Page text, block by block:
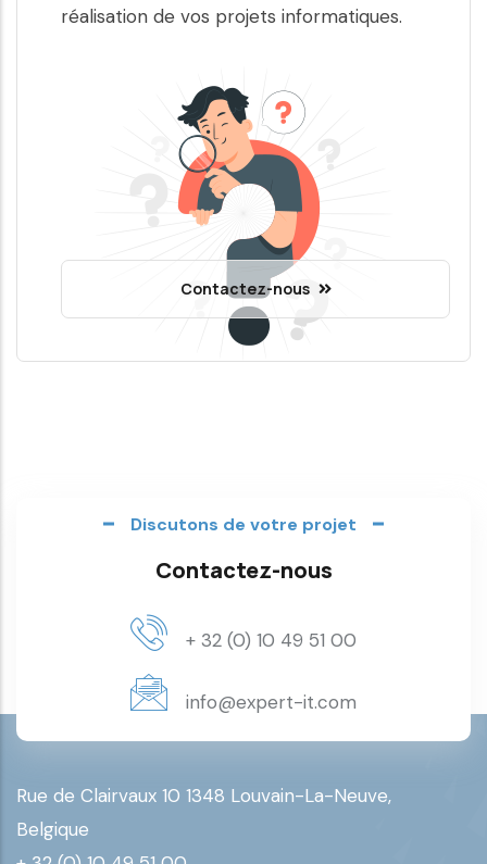
réalisation de vos projets informatiques.
Contactez-nous
Discutons de votre projet
Contactez-nous
+ 32 (0) 10 49 51 00
info@expert-it.com
Rue de Clairvaux 10 1348 Louvain-La-Neuve,
Belgique